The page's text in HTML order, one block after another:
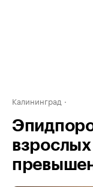
Калининград